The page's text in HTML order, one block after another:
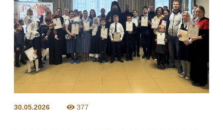
30.05.2026 377